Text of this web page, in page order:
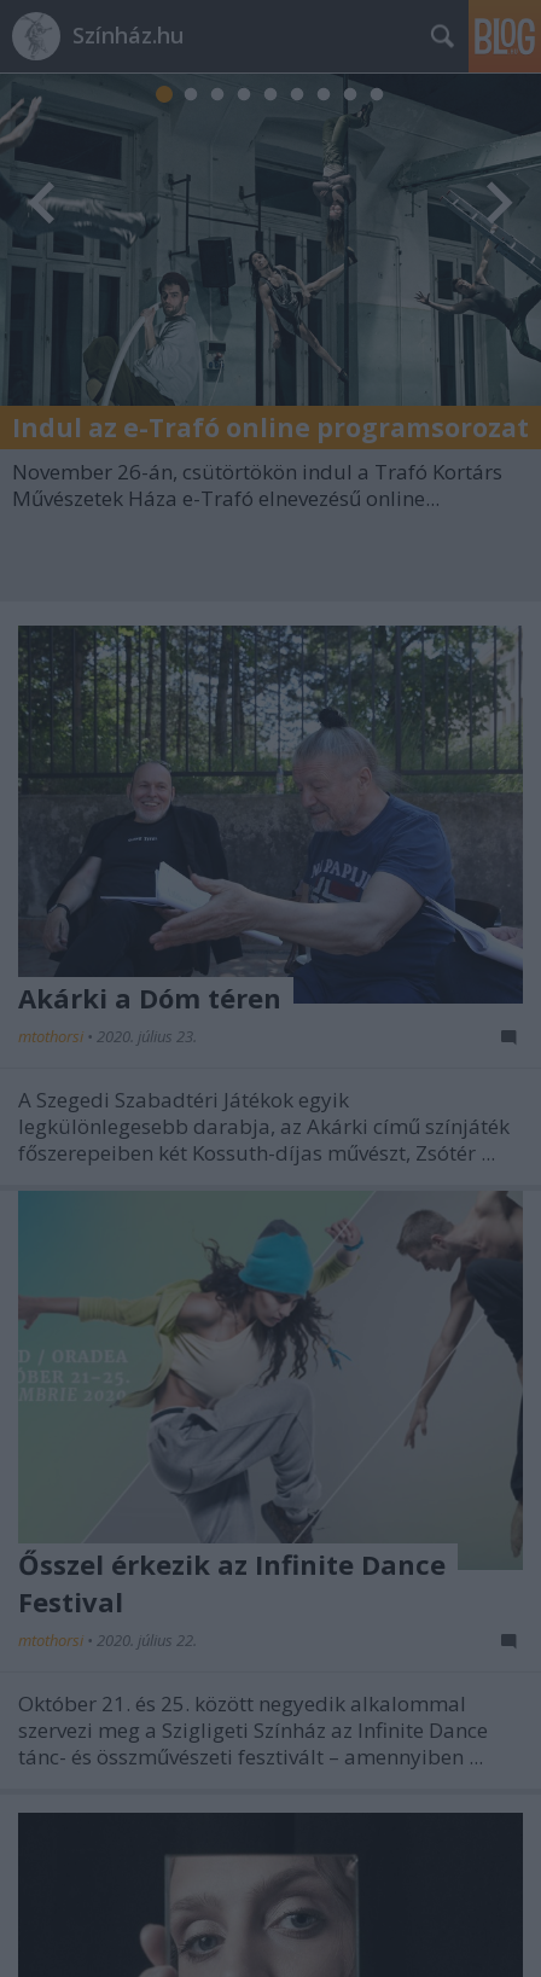
Színház.hu
Indul az e-Trafó online programsorozat
November 26-án, csütörtökön indul a Trafó Kortárs
Művészetek Háza e-Trafó elnevezésű online...
Akárki a Dóm téren
mtothorsi • 2020. július 23.
A Szegedi Szabadtéri Játékok egyik
legkülönlegesebb darabja, az Akárki című színjáték
főszerepeiben két Kossuth-díjas művészt, Zsótér ...
Ősszel érkezik az Infinite Dance
Festival
mtothorsi • 2020. július 22.
Október 21. és 25. között negyedik alkalommal
szervezi meg a Szigligeti Színház az Infinite Dance
tánc- és összművészeti fesztivált – amennyiben ...